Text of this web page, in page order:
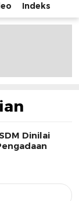
Indeks
Dinilai